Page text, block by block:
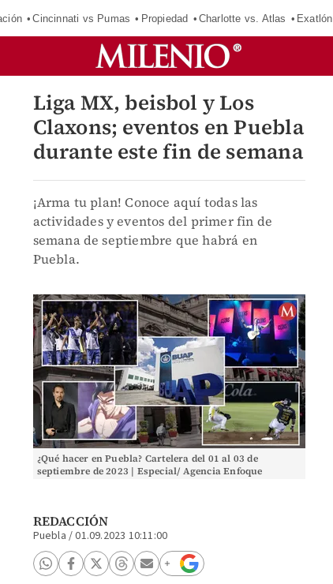
Cincinnati vs Pumas Propiedad Charlotte vs. Atlas Exatlón
Liga MX, beisbol y Los
Claxons; eventos en Puebla
durante este fin de semana
¡Arma tu plan! Conoce aquí todas las
actividades y eventos del primer fin de
semana de septiembre que habrá en
Puebla.
¿Qué hacer en Puebla? Cartelera del 01 al 03 de
septiembre de 2023 | Especial/ Agencia Enfoque
REDACCIÓN
Puebla /01.09.2023 10:11:00